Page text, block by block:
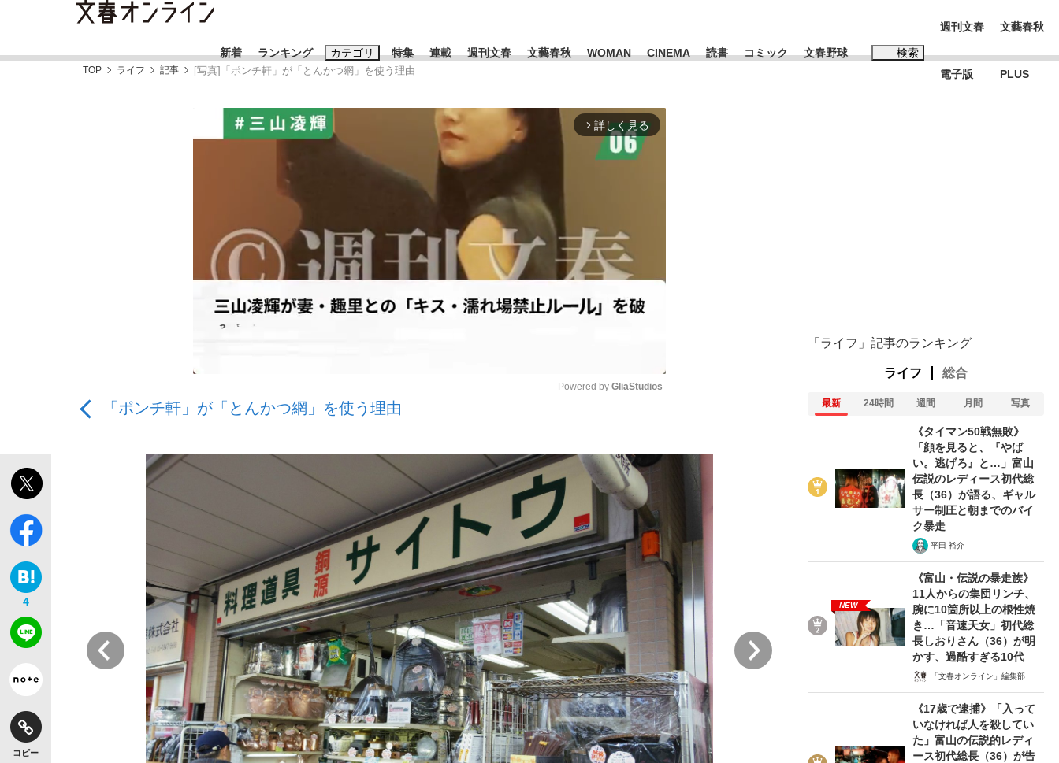
新着 ランキング カテゴリ
「90%は失敗する。でも…」本田圭佑が初めて明かした日本代表監督に... 「最悪の空気のまま解散」WBC日本代表“敗戦”の真実 選手が明かす...
「敗因分析は一切聞かれなかった」侍ジャパン選手が証言した“NPB聞... 「クマが悪者扱いされているのが悲しい」『北の国から』倉本聰氏（91...
「目標達成できなかったからと言って…」サッカー日本代表・森保一監督...
もっと見る
特集
キングの誕生を、目撃せよ。
the Style
もっと見る
連載 週刊文春 文藝春秋 WOMAN CINEMA 読書 コミック 文春野球 検索
おすすめのキーワードタグ一覧
#高市早苗 #森岡毅
週刊文春
電子版
文藝春秋
PLUS
TOP ライフ 記事 [写真]「ポンチ軒」が「とんかつ網」を使う理由
arrow_forward_ios 詳しく見る
Mute
Powered by GliaStudios
「ポンチ軒」が「とんかつ網」を使う理由
4
コピー
前
「ライフ」記事のランキング
ライフ 総合
最新 24時間 週間 月間 写真
《タイマン50戦無敗》
「顔を見ると、『やば
い。逃げろ』と…」富山
伝説のレディース初代総
長（36）が語る、ギャル
サー制圧と朝までのバイ
ク暴走
平田 裕介
NEW
《富山・伝説の暴走族》
11人からの集団リンチ、
腕に10箇所以上の根性焼
き…「音速天女」初代総
長しおりさん（36）が明
かす、過酷すぎる10代
「文春オンライン」編集部
《17歳で逮捕》「入って
いなければ人を殺してい
た」富山の伝説的レディ
ース初代総長（36）が告